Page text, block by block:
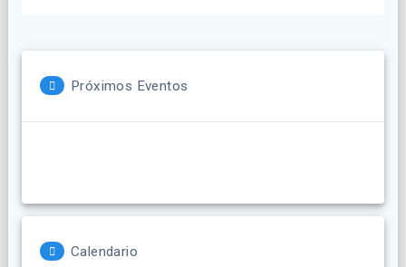
Próximos Eventos
Calendario